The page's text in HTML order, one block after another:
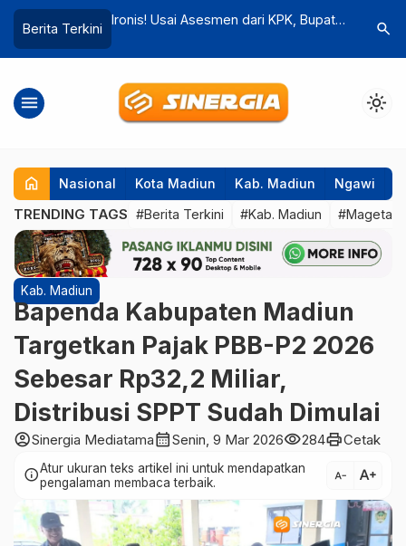
Berita Terkini
Peringati Hari Bhayangkara ke-79,
Darah untuk Kemanusiaan
Tunggu
search
menu light_mode
home Nasional Kota Madiun Kab. Madiun Ngawi
TRENDING TAGS #Berita Terkini #Kab. Madiun #Magetan
Kab. Madiun
Bapenda Kabupaten Madiun
Targetkan Pajak PBB-P2 2026
Sebesar Rp32,2 Miliar,
Distribusi SPPT Sudah Dimulai
account_circleSinergia Mediatamacalendar_monthSenin, 9 Mar 2026visibility284printCetak
infoAtur ukuran teks artikel ini untuk mendapatkan
pengalaman membaca terbaik.
text_decrease text_increase